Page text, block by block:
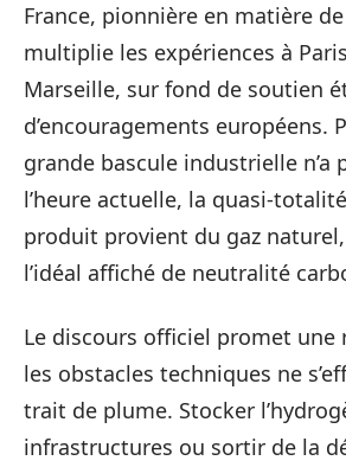
France, pionnière en matière
multiplie les expériences à
Marseille, sur fond de soutien
d’encouragements européens.
grande bascule industrielle n’a
l’heure actuelle, la quasi-
produit provient du gaz
l’idéal affiché de neutralité
Le discours officiel promet une
les obstacles techniques ne
trait de plume. Stocker
infrastructures ou sortir de la